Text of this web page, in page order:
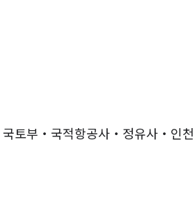
국토부 ‧ 국적항공사 ‧ 정유사 ‧ 인천